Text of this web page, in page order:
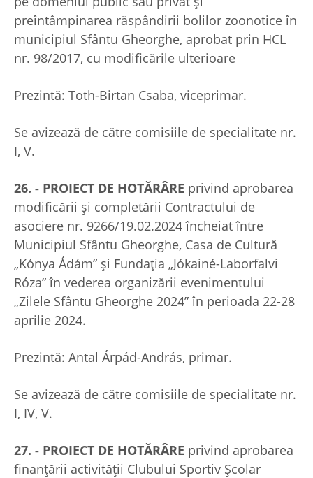
preîntâmpinarea răspândirii bolilor zoonotice în
municipiul Sfântu Gheorghe, aprobat prin HCL
nr. 98/2017, cu modificările ulterioare
Prezintă: Toth-Birtan Csaba, viceprimar.
Se avizează de către comisiile de specialitate nr.
I, V.
26. - PROIECT DE HOTĂRÂRE privind aprobarea
modificării și completării Contractului de
asociere nr. 9266/19.02.2024 încheiat între
Municipiul Sfântu Gheorghe, Casa de Cultură
„Kónya Ádám” și Fundația „Jókainé-Laborfalvi
Róza” în vederea organizării evenimentului
„Zilele Sfântu Gheorghe 2024” în perioada 22-28
aprilie 2024.
Prezintă: Antal Árpád-András, primar.
Se avizează de către comisiile de specialitate nr.
I, IV, V.
27. - PROIECT DE HOTĂRÂRE privind aprobarea
finanţării activității Clubului Sportiv Şcolar